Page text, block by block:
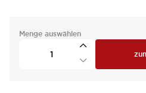
Menge auswählen